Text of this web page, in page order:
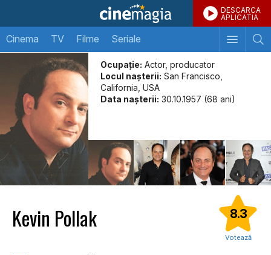
DESCARCA
APLICATIA
Cinema TV Filme Seriale
Ocupație: Actor, producator
Locul naşterii: San Francisco,
California, USA
Data naşterii: 30.10.1957 (68 ani)
Kevin Pollak 8.3
Votează